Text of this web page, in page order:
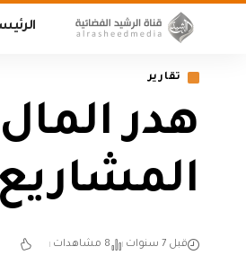
تقارير
هدر
قبل 7 سنوات 8 مشاهدات